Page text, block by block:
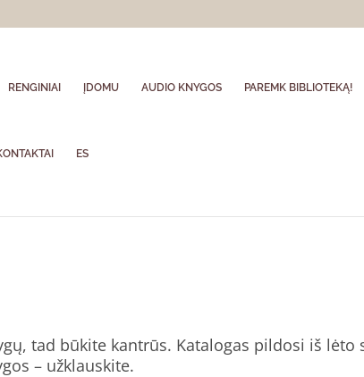
RENGINIAI ĮDOMU AUDIO KNYGOS PAREMK BIBLIOTEKĄ!
ES
tad būkite kantrūs. Katalogas pildosi iš
– užklauskite.